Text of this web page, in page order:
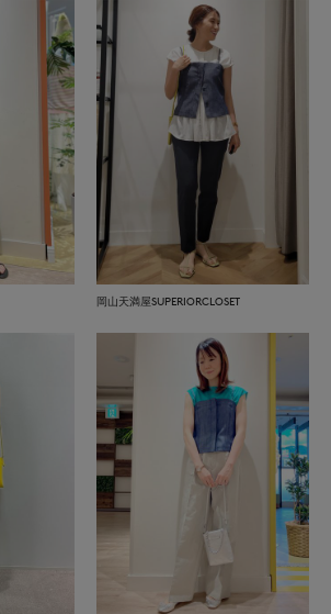
岡山天満屋SUPERIORCLOSET